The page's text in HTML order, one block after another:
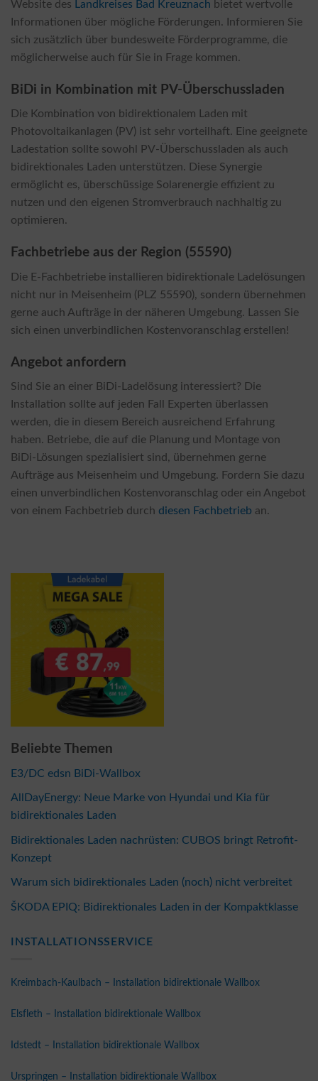
Website des
Landkreises Bad Kreuznach bietet wertvolle
Informationen über mögliche Förderungen. Informieren Sie
sich zusätzlich über bundesweite Förderprogramme, die
möglicherweise auch für Sie in Frage kommen.
BiDi in Kombination mit PV-Überschussladen
Die Kombination von bidirektionalem Laden mit
Photovoltaikanlagen (PV) ist sehr vorteilhaft. Eine geeignete
Ladestation sollte sowohl PV-Überschussladen als auch
bidirektionales Laden unterstützen. Diese Synergie
ermöglicht es, überschüssige Solarenergie effizient zu
nutzen und den eigenen Stromverbrauch nachhaltig zu
optimieren.
Fachbetriebe aus der Region (55590)
Die E-Fachbetriebe installieren bidirektionale Ladelösungen
nicht nur in Meisenheim (PLZ 55590), sondern übernehmen
gerne auch Aufträge in der näheren Umgebung. Lassen Sie
sich einen unverbindlichen Kostenvoranschlag erstellen!
Angebot anfordern
Sind Sie an einer BiDi-Ladelösung interessiert? Die
Installation sollte auf jeden Fall Experten überlassen
werden, die in diesem Bereich ausreichend Erfahrung
haben. Betriebe, die auf die Planung und Montage von
BiDi-Lösungen spezialisiert sind, übernehmen gerne
Aufträge aus Meisenheim und Umgebung. Fordern Sie dazu
einen unverbindlichen Kostenvoranschlag oder ein Angebot
von einem Fachbetrieb durch diesen Fachbetrieb an.
Beliebte Themen
E3/DC edsn BiDi-Wallbox
AllDayEnergy: Neue Marke von Hyundai und Kia für
bidirektionales Laden
Bidirektionales Laden nachrüsten: CUBOS bringt Retrofit-
Konzept
Warum sich bidirektionales Laden (noch) nicht verbreitet
ŠKODA EPIQ: Bidirektionales Laden in der Kompaktklasse
INSTALLATIONSSERVICE
Kreimbach-Kaulbach – Installation bidirektionale Wallbox
Elsfleth – Installation bidirektionale Wallbox
Idstedt – Installation bidirektionale Wallbox
Urspringen – Installation bidirektionale Wallbox